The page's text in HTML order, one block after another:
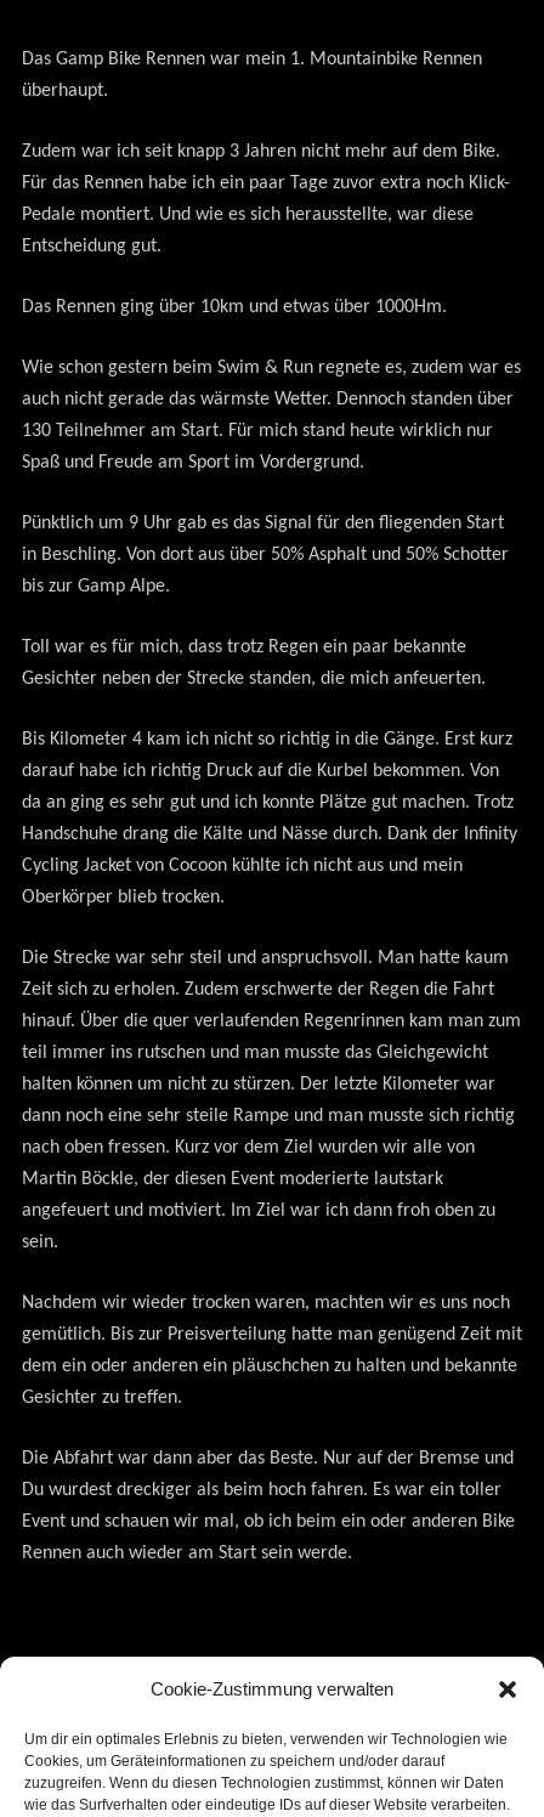
Cookie-Zustimmung verwalten
Um dir ein optimales Erlebnis zu bieten, verwenden wir Technologien wie
Cookies, um Geräteinformationen zu speichern und/oder darauf
zuzugreifen. Wenn du diesen Technologien zustimmst, können wir Daten
wie das Surfverhalten oder eindeutige IDs auf dieser Website verarbeiten.
Das Gamp Bike Rennen war mein 1. Mountainbike Rennen
überhaupt.
Zudem war ich seit knapp 3 Jahren nicht mehr auf dem Bike.
Für das Rennen habe ich ein paar Tage zuvor extra noch Klick-
Pedale montiert. Und wie es sich herausstellte, war diese
Entscheidung gut.
Das Rennen ging über 10km und etwas über 1000Hm.
Wie schon gestern beim Swim & Run regnete es, zudem war es
auch nicht gerade das wärmste Wetter. Dennoch standen über
130 Teilnehmer am Start. Für mich stand heute wirklich nur
Spaß und Freude am Sport im Vordergrund.
Pünktlich um 9 Uhr gab es das Signal für den fliegenden Start
in Beschling. Von dort aus über 50% Asphalt und 50% Schotter
bis zur Gamp Alpe.
Toll war es für mich, dass trotz Regen ein paar bekannte
Gesichter neben der Strecke standen, die mich anfeuerten.
Bis Kilometer 4 kam ich nicht so richtig in die Gänge. Erst kurz
darauf habe ich richtig Druck auf die Kurbel bekommen. Von
da an ging es sehr gut und ich konnte Plätze gut machen. Trotz
Handschuhe drang die Kälte und Nässe durch. Dank der Infinity
Cycling Jacket von Cocoon kühlte ich nicht aus und mein
Oberkörper blieb trocken.
Die Strecke war sehr steil und anspruchsvoll. Man hatte kaum
Zeit sich zu erholen. Zudem erschwerte der Regen die Fahrt
hinauf. Über die quer verlaufenden Regenrinnen kam man zum
teil immer ins rutschen und man musste das Gleichgewicht
halten können um nicht zu stürzen. Der letzte Kilometer war
dann noch eine sehr steile Rampe und man musste sich richtig
nach oben fressen. Kurz vor dem Ziel wurden wir alle von
Martin Böckle, der diesen Event moderierte lautstark
angefeuert und motiviert. Im Ziel war ich dann froh oben zu
sein.
Nachdem wir wieder trocken waren, machten wir es uns noch
gemütlich. Bis zur Preisverteilung hatte man genügend Zeit mit
dem ein oder anderen ein pläuschchen zu halten und bekannte
Gesichter zu treffen.
Die Abfahrt war dann aber das Beste. Nur auf der Bremse und
Du wurdest dreckiger als beim hoch fahren. Es war ein toller
Event und schauen wir mal, ob ich beim ein oder anderen Bike
Rennen auch wieder am Start sein werde.
Beitragsnavigation
←Previous
post:
Swim & Run
Next
post:
Illspitzlauf